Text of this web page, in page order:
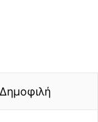
Δημοφιλή